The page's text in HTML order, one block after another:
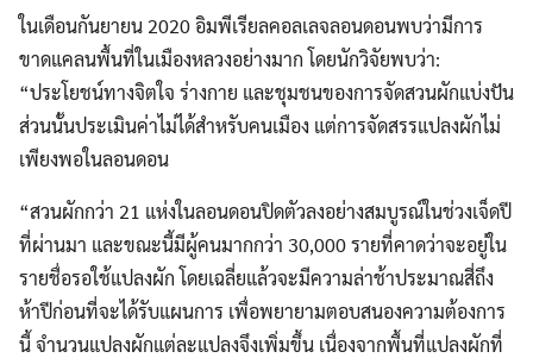
ในเดือนกันยายน 2020 อิมพีเรียลคอลเลจลอนดอนพบว่ามีการ
ขาดแคลนพื้นที่ในเมืองหลวงอย่างมาก โดยนักวิจัยพบว่า:
“ประโยชน์ทางจิตใจ ร่างกาย และชุมชนของการจัดสวนผักแบ่งปัน
ส่วนนั้นประเมินค่าไม่ได้สำหรับคนเมือง แต่การจัดสรรแปลงผักไม่
เพียงพอในลอนดอน
“สวนผักกว่า 21 แห่งในลอนดอนปิดตัวลงอย่างสมบูรณ์ในช่วงเจ็ดปี
ที่ผ่านมา และขณะนี้มีผู้คนมากกว่า 30,000 รายที่คาดว่าจะอยู่ใน
รายชื่อรอใช้แปลงผัก โดยเฉลี่ยแล้วจะมีความล่าช้าประมาณสี่ถึง
ห้าปีก่อนที่จะได้รับแผนการ เพื่อพยายามตอบสนองความต้องการ
นี้ จำนวนแปลงผักแต่ละแปลงจึงเพิ่มขึ้น เนื่องจากพื้นที่แปลงผักที่